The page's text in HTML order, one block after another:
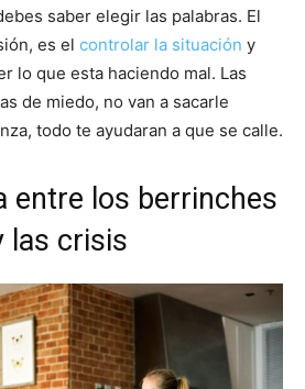
saber elegir las palabras. El
es el controlar la situación y
lo que esta haciendo mal. Las
de miedo, no van a sacarle
todo te ayudaran a que se calle.
entre los berrinches
las crisis